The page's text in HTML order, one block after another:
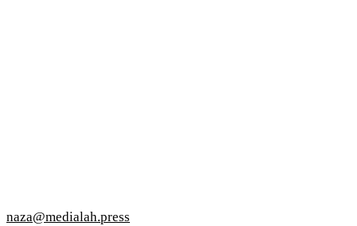
naza@medialah.press